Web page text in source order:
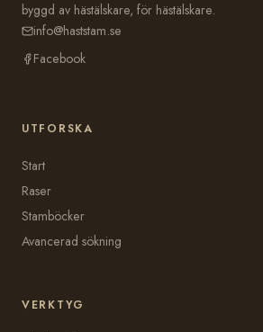
byggd av hästälskare, för hästälskare.
info@haststam.se
Facebook
UTFORSKA
Start
Raser
Stamböcker
Avancerad sökning
VERKTYG